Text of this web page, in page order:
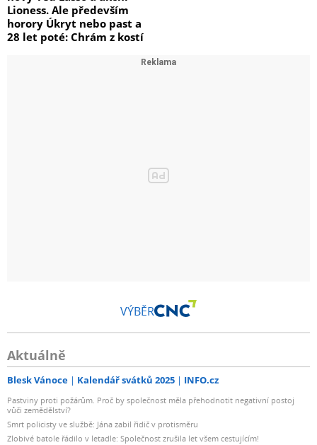
Lioness. Ale především
horory Úkryt nebo past a
28 let poté: Chrám z kostí
VÝBĚR
Aktuálně
Blesk Vánoce Kalendář svátků 2025 INFO.cz
Pastviny proti požárům. Proč by společnost měla přehodnotit negativní postoj
vůči zemědělství?
Smrt policisty ve službě: Jána zabil řidič v protisměru
Zlobivé batole řádilo v letadle: Společnost zrušila let všem cestujícím!